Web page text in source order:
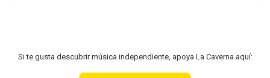
Si te gusta descubrir música independiente, apoya La Caverna aquí: